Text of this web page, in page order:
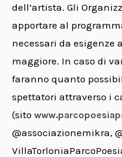
dell’artista. Gli
apportare al
necessari da esigenze
maggiore. In caso di
faranno quanto
spettatori attraverso i
(sito
@associazionemikra,